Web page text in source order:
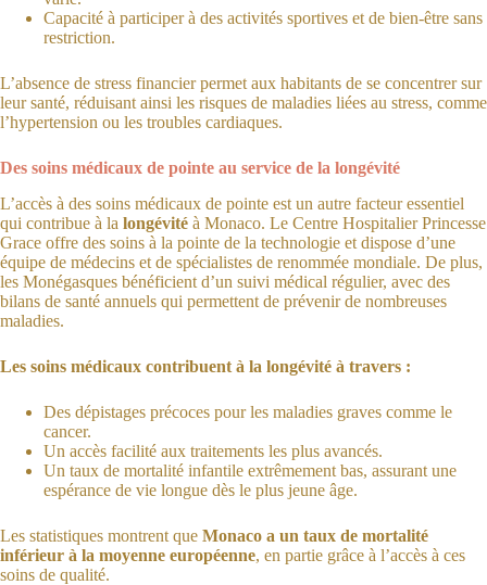
Capacité à participer à des activités sportives et de bien-être sans
restriction.
L’absence de stress financier permet aux habitants de se concentrer sur
leur santé, réduisant ainsi les risques de maladies liées au stress, comme
l’hypertension ou les troubles cardiaques.
Des soins médicaux de pointe au service de la longévité
L’accès à des soins médicaux de pointe est un autre facteur essentiel
qui contribue à la longévité à Monaco. Le Centre Hospitalier Princesse
Grace offre des soins à la pointe de la technologie et dispose d’une
équipe de médecins et de spécialistes de renommée mondiale. De plus,
les Monégasques bénéficient d’un suivi médical régulier, avec des
bilans de santé annuels qui permettent de prévenir de nombreuses
maladies.
Les soins médicaux contribuent à la longévité à travers :
Des dépistages précoces pour les maladies graves comme le
cancer.
Un accès facilité aux traitements les plus avancés.
Un taux de mortalité infantile extrêmement bas, assurant une
espérance de vie longue dès le plus jeune âge.
Les statistiques montrent que Monaco a un taux de mortalité
inférieur à la moyenne européenne, en partie grâce à l’accès à ces
soins de qualité.